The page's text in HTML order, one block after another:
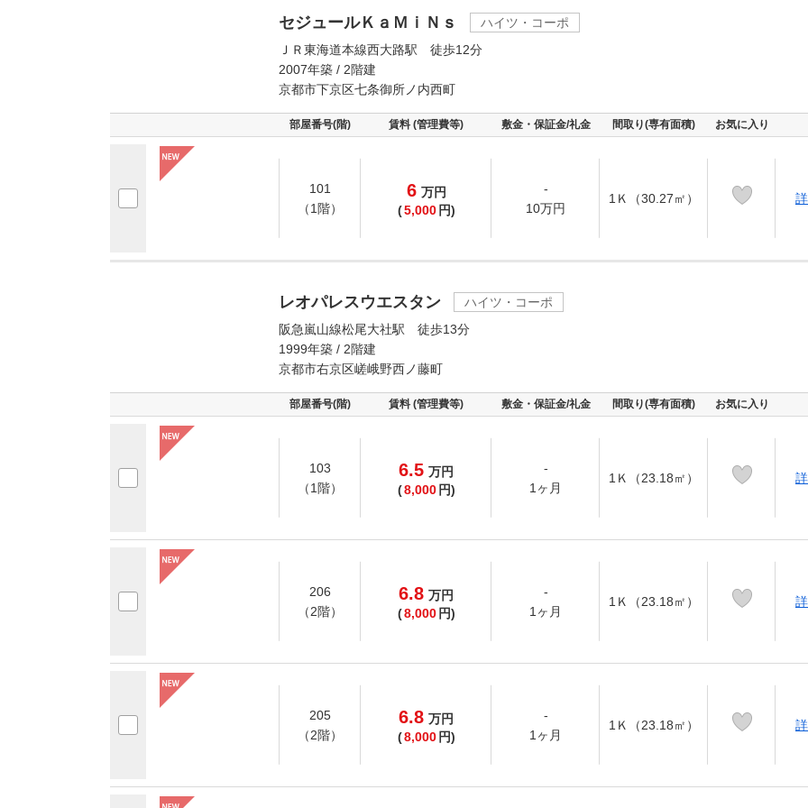
セジュールＫａＭｉＮｓ
ハイツ・コーポ
ＪＲ東海道本線西大路駅 徒歩12分
2007年築 / 2階建
京都市下京区七条御所ノ内西町
部屋番号(階) 賃料 (管理費等) 敷金・保証金/礼金 間取り(専有面積) お気に入り
101
（1階）
6 万円
(5,000 円)
-
10万円
1Ｋ（30.27㎡）
レオパレスウエスタン
ハイツ・コーポ
阪急嵐山線松尾大社駅 徒歩13分
1999年築 / 2階建
京都市右京区嵯峨野西ノ藤町
部屋番号(階) 賃料 (管理費等) 敷金・保証金/礼金 間取り(専有面積) お気に入り
103
（1階）
6.5 万円
(8,000 円)
-
1ヶ月
1Ｋ（23.18㎡）
206
（2階）
6.8 万円
(8,000 円)
-
1ヶ月
1Ｋ（23.18㎡）
205
（2階）
6.8 万円
(8,000 円)
-
1ヶ月
1Ｋ（23.18㎡）